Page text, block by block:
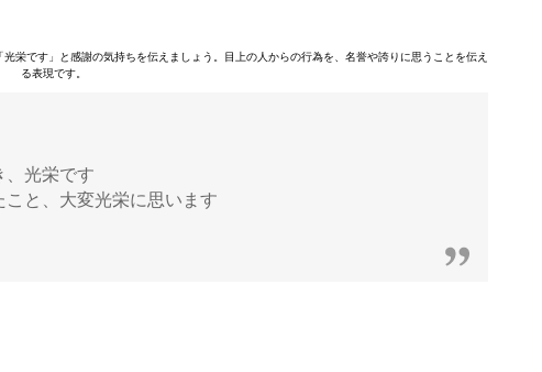
栄です」と感謝の気持ちを伝えましょう。目上の人からの行為を、名誉や誇りに思うことを伝え
る表現です。
、光栄です
こと、大変光栄に思います